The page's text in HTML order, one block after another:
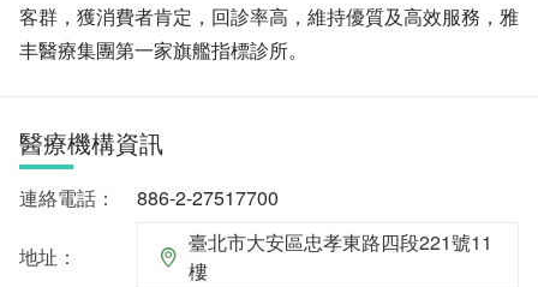
客群，獲消費者肯定，回診率高，維持優質及高效服務，雅
丰醫療集團第一家旗艦指標診所。
醫療機構資訊
連絡電話： 886-2-27517700
地址：
臺北市大安區忠孝東路四段221號11
樓